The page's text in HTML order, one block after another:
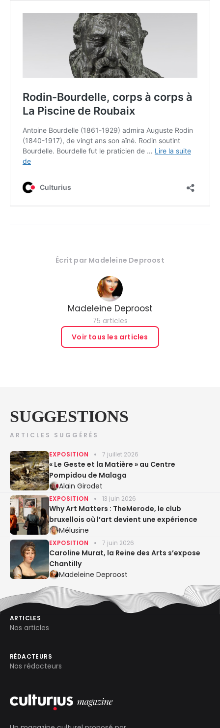
Écrit par Madeleine Deproost
Madeleine Deproost
75 articles
Voir tous les articles
SUGGESTIONS
ARTICLES SUGGÉRÉS
EXPOSITION 7 juillet 2026
« Le Geste et la Matière » au Centre
Pompidou de Malaga
Alain Girodet
EXPOSITION 13 juin 2026
Why Art Matters : TheMerode, le club
bruxellois où l’art devient une expérience
Mélusine
EXPOSITION 7 juin 2026
Caroline Murat, la Reine des Arts s’expose
Chantilly
Madeleine Deproost
ARTICLES
Nos articles
RÉDACTEURS
Nos rédacteurs